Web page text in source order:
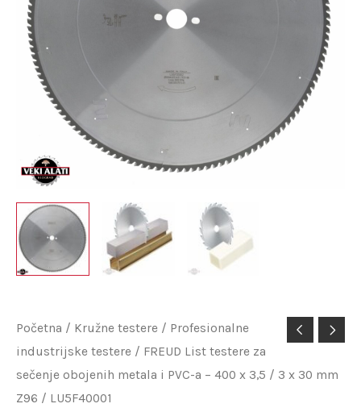
Početna / Kružne testere / Profesionalne
industrijske testere / FREUD List testere za
sečenje obojenih metala i PVC-a – 400 x 3,5 / 3 x 30 mm
Z96 / LU5F40001
FREUD
List
testere
za